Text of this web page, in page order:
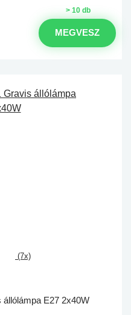
> 10 db
MEGVESZ
(7x)
E27 2x40W